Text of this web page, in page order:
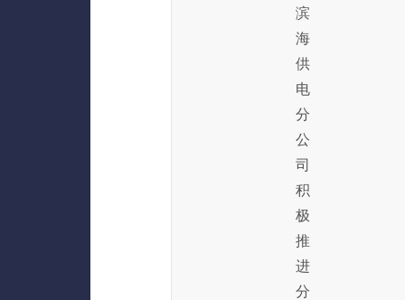
滨
海
供
电
分
公
司
积
极
推
进
分